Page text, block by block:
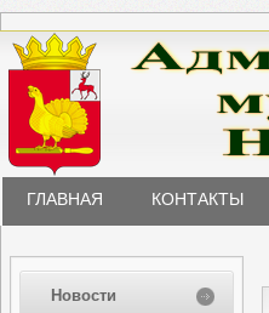
ГЛАВНАЯ КОНТАКТЫ
Новости